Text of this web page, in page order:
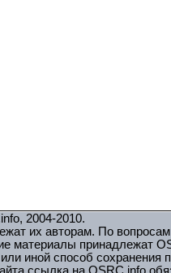
2004-2010.
их авторам. По
материалы принадлежат
иной способ сохранения